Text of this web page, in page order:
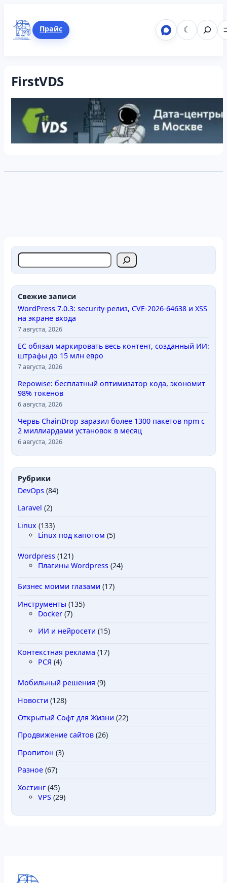
содержимому
Поиск
☾
Прайс Mastodon
LinkedIn
GitHub
FirstVDS
П
о
с
к
Свежие записи
WordPress 7.0.3: security-релиз, CVE-2026-64638 и XSS
на экране входа
7 августа, 2026
ЕС обязал маркировать весь контент, созданный ИИ:
штрафы до 15 млн евро
7 августа, 2026
Repowise: бесплатный оптимизатор кода, экономит
98% токенов
6 августа, 2026
Червь ChainDrop заразил более 1300 пакетов npm с
2 миллиардами установок в месяц
6 августа, 2026
Рубрики
DevOps (84)
Laravel (2)
Linux (133)
Linux под капотом (5)
Wordpress (121)
Плагины Wordpress (24)
Бизнес моими глазами (17)
Инструменты (135)
Docker (7)
ИИ и нейросети (15)
Контекстная реклама (17)
РСЯ (4)
Мобильный решения (9)
Новости (128)
Открытый Софт для Жизни (22)
Продвижение сайтов (26)
Пропитон (3)
Разное (67)
Хостинг (45)
VPS (29)